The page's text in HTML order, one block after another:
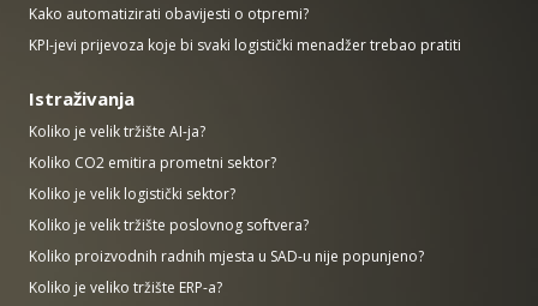
Kako automatizirati obavijesti o otpremi?
KPI-jevi prijevoza koje bi svaki logistički menadžer trebao pratiti
Istraživanja
Koliko je velik tržište AI-ja?
Koliko CO2 emitira prometni sektor?
Koliko je velik logistički sektor?
Koliko je velik tržište poslovnog softvera?
Koliko proizvodnih radnih mjesta u SAD-u nije popunjeno?
Koliko je veliko tržište ERP-a?